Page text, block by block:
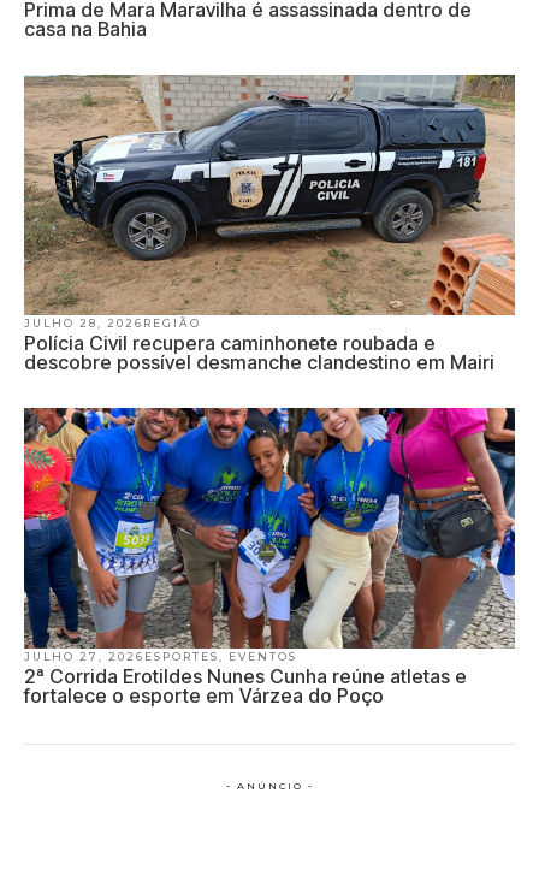
Prima de Mara Maravilha é assassinada dentro de
casa na Bahia
JULHO 28, 2026 REGIÃO
Polícia Civil recupera caminhonete roubada e
descobre possível desmanche clandestino em Mairi
JULHO 27, 2026 ESPORTES EVENTOS
2ª Corrida Erotildes Nunes Cunha reúne atletas e
fortalece o esporte em Várzea do Poço
- ANÚNCIO -